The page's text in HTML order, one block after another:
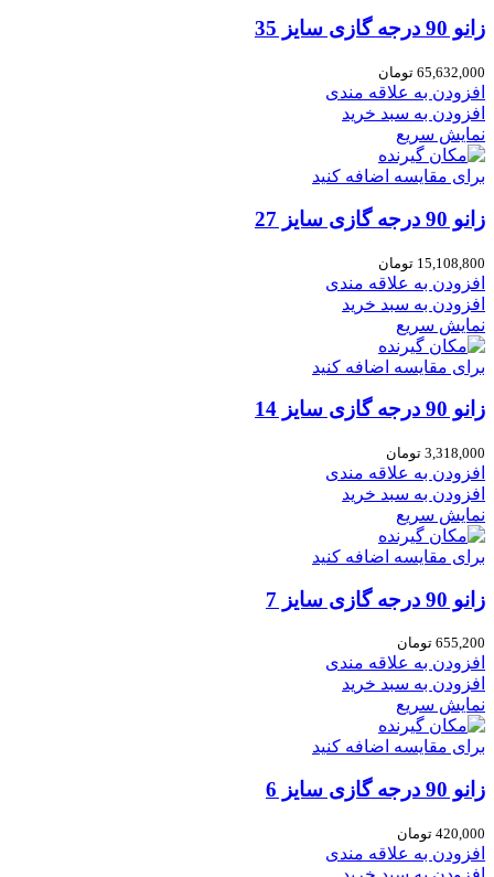
زانو 90 درجه گازی سایز 35
65,632,000 تومان
افزودن به علاقه مندی
افزودن به سبد خرید
نمایش سریع
برای مقایسه اضافه کنید
زانو 90 درجه گازی سایز 27
15,108,800 تومان
افزودن به علاقه مندی
افزودن به سبد خرید
نمایش سریع
برای مقایسه اضافه کنید
زانو 90 درجه گازی سایز 14
3,318,000 تومان
افزودن به علاقه مندی
افزودن به سبد خرید
نمایش سریع
برای مقایسه اضافه کنید
زانو 90 درجه گازی سایز 7
655,200 تومان
افزودن به علاقه مندی
افزودن به سبد خرید
نمایش سریع
برای مقایسه اضافه کنید
زانو 90 درجه گازی سایز 6
420,000 تومان
افزودن به علاقه مندی